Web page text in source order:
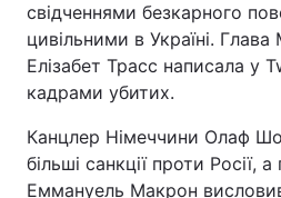
свідченнями безкарного
цивільними в Україні.
Елізабет Трасс написала у
кадрами убитих.
Канцлер Німеччини Олаф
більші санкції проти Росії,
Еммануель Макрон